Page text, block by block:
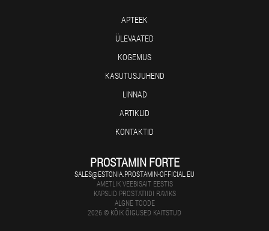
APTEEK
ÜLEVAATED
KOGEMUS
KASUTUSJUHEND
LINNAD
ARTIKLID
KONTAKTID
PROSTAMIN FORTE
SALES@ESTONIA.PROSTAMIN-OFFICIAL.EU
AMETLIK VEEBISAIT EESTIS
KAPSLID PROSTATIIDI RAVIKS
ALGNE TOODE
2026 © KÕIK ÕIGUSED KAITSTUD